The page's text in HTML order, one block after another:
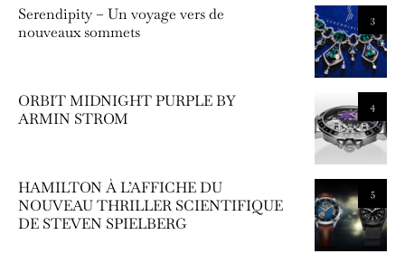
3
Serendipity – Un voyage vers de
nouveaux sommets
4
ORBIT MIDNIGHT PURPLE BY
ARMIN STROM
5
HAMILTON À L’AFFICHE DU
NOUVEAU THRILLER SCIENTIFIQUE
DE STEVEN SPIELBERG